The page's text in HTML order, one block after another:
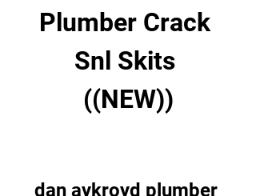
Plumber Crack
Snl Skits
((NEW))
dan aykroyd plumber